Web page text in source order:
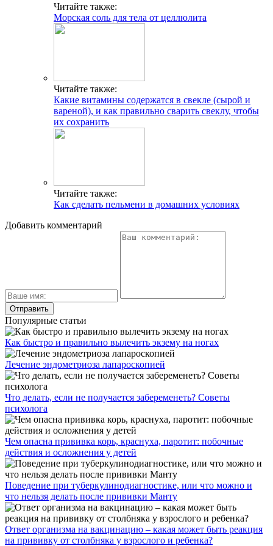
Читайте также:
Морская соль для тела от целлюлита
Читайте также:
Какие витамины содержатся в свекле (сырой и
вареной), и как правильно сварить свеклу, чтобы
их сохранить
Читайте также:
Как сделать пельмени в домашних условиях
Добавить комментарий
Популярные статьи
Как быстро и правильно вылечить экзему на ногах
Лечение эндометриоза лапароскопией
Что делать, если не получается забеременеть? Советы
психолога
Чем опасна прививка корь, краснуха, паротит: побочные
действия и осложнения у детей
Поведение при туберкулинодиагностике, или что можно и
что нельзя делать после прививки Манту
Ответ организма на вакцинацию – какая может быть реакция
на прививку от столбняка у взрослого и ребенка?